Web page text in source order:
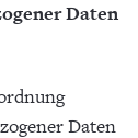
Daten
Daten